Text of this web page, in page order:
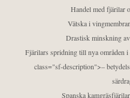
Handel med fjärilar
Vätska i
Drastisk minskning
Fjärilars spridning till nya områden
class="sf-description">–
Spanska